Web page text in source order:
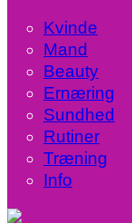
Kvinde
Mand
Beauty
Ernæring
Sundhed
Rutiner
Træning
Info